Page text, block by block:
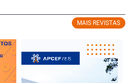
MAIS REVISTAS